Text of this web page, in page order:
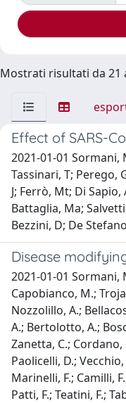
Mostrati risultati da 21
Effect of SARS-
2021-01-01 Sormani,
Tassinari, T; Perego,
J; Ferrò, Mt; Di
Battaglia, Ma;
Bezzini, D; De
Disease
2021-01-01 Sormani,
Capobianco, M.;
Nozzolillo, A.;
A.; Bertolotto, A.;
Zanetta, C.; Cordano,
Paolicelli, D.;
Marinelli, F.; Camilli,
Patti, F.; Teatini, F.;